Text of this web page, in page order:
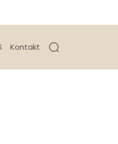
Kontakt